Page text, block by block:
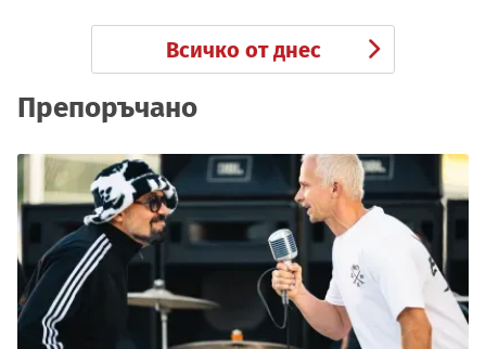
Всичко от днес
Препоръчано